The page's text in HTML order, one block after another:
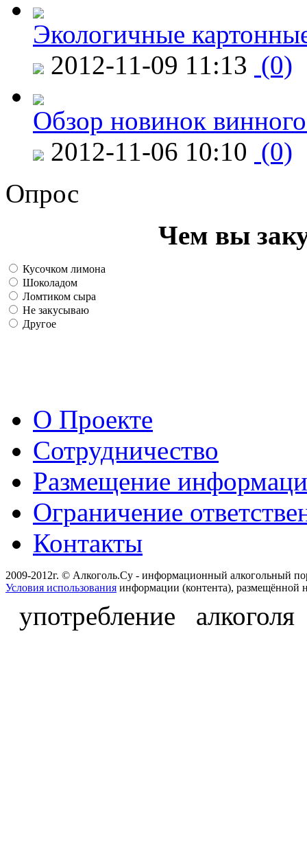
Экологичные
2012-11-09 11:13 (0)
Обзор новинок
2012-11-06 10:10 (0)
Опрос
Чем вы
Кусочком лимона
Шоколадом
Ломтиком сыра
Не закусываю
Другое
О Проекте
Сотрудничество
Размещение
Ограничение
Контакты
2009-2012г. © Алкоголь.Су - информационный алкогольный
Условия использования информации (контента), размещённой
употребление